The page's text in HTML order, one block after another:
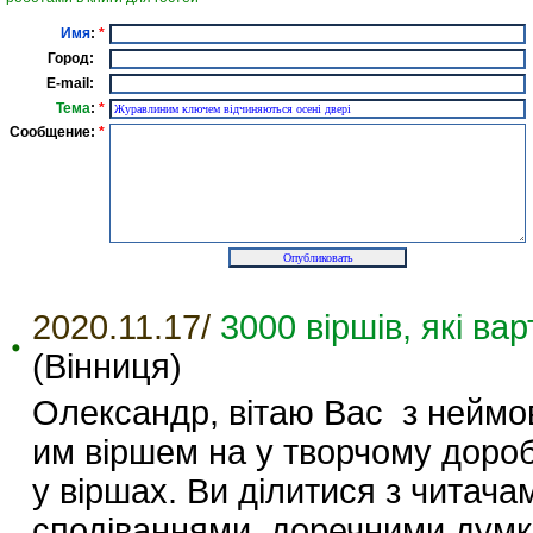
Имя: *
Город:
E-mail:
Тема: *
Сообщение: *
2020.11.17/ 3000 віршів, які
(Вінниця)
Олександр, вітаю Вас з
им віршем на у творчому
у віршах. Ви ділитися з